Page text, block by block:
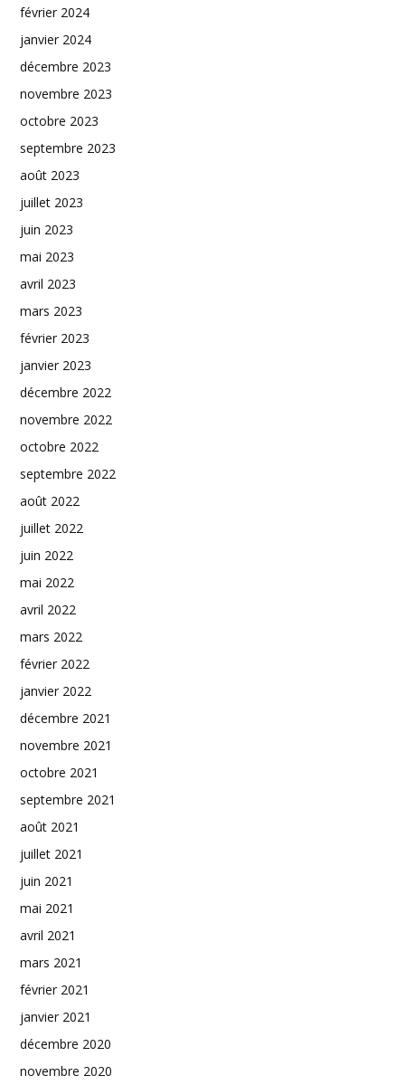
février 2024
janvier 2024
décembre 2023
novembre 2023
octobre 2023
septembre 2023
août 2023
juillet 2023
juin 2023
mai 2023
avril 2023
mars 2023
février 2023
janvier 2023
décembre 2022
novembre 2022
octobre 2022
septembre 2022
août 2022
juillet 2022
juin 2022
mai 2022
avril 2022
mars 2022
février 2022
janvier 2022
décembre 2021
novembre 2021
octobre 2021
septembre 2021
août 2021
juillet 2021
juin 2021
mai 2021
avril 2021
mars 2021
février 2021
janvier 2021
décembre 2020
novembre 2020